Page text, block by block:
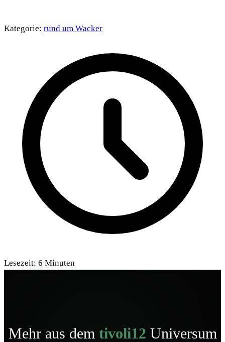
Kategorie: rund um Wacker
Lesezeit: 6 Minuten
Mehr aus dem tivoli12 Universum